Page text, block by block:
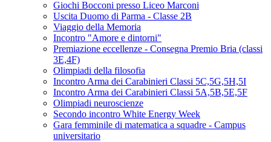
Giochi Bocconi presso Liceo Marconi
Uscita Duomo di Parma - Classe 2B
Viaggio della Memoria
Incontro "Amore e dintorni"
Premiazione eccellenze - Consegna Premio Bria (classi
3E,4F)
Olimpiadi della filosofia
Incontro Arma dei Carabinieri Classi 5C,5G,5H,5I
Incontro Arma dei Carabinieri Classi 5A,5B,5E,5F
Olimpiadi neuroscienze
Secondo incontro White Energy Week
Gara femminile di matematica a squadre - Campus
universitario